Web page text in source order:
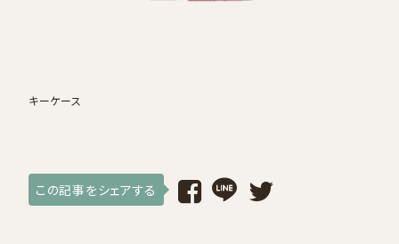
キーケース
この記事をシェアする